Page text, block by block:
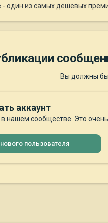
один из самых дешевых
Вы должны
аккаунт
в нашем сообществе. Это
пользователя